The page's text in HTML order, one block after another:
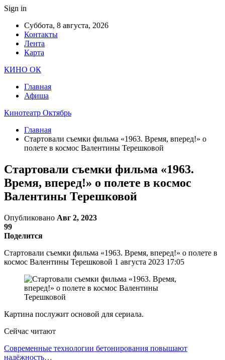
Sign in
Суббота, 8 августа, 2026
Контакты
Лента
Карта
КИНО ОК
Главная
Афиша
Кинотеатр Октябрь
Главная
Стартовали съемки фильма «1963. Время, вперед!» о
полете в космос Валентины Терешковой
Стартовали съемки фильма «1963.
Время, вперед!» о полете в космос
Валентины Терешковой
Опубликовано Авг 2, 2023
99
Поделится
Стартовали съемки фильма «1963. Время, вперед!» о полете в
космос Валентины Терешковой 1 августа 2023 17:05
Картина послужит основой для сериала.
Сейчас читают
Современные технологии бетонирования повышают
надёжность…